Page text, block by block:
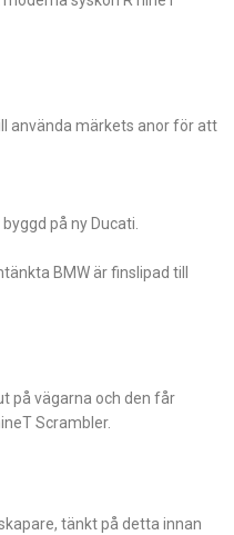
använda märkets anor för att
på ny Ducati.
BMW är finslipad till
på vägarna och den får
Scrambler.
tänkt på detta innan